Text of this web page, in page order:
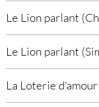
Le Lion parlant
Le Lion parlant
La Loterie d'amour